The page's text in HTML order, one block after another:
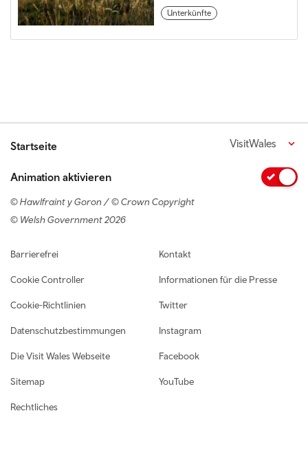
Unterkünfte
Startseite VisitWales
Animation aktivieren
© Hawlfraint y Goron / © Crown Copyright
© Welsh Government 2026
Footer navigation
Barrierefrei
Cookie Controller
Cookie-Richtlinien
Datenschutzbestimmungen
Die Visit Wales Webseite
Sitemap
Rechtliches
Kontakt
Informationen für die Presse
Twitter
Instagram
Facebook
YouTube